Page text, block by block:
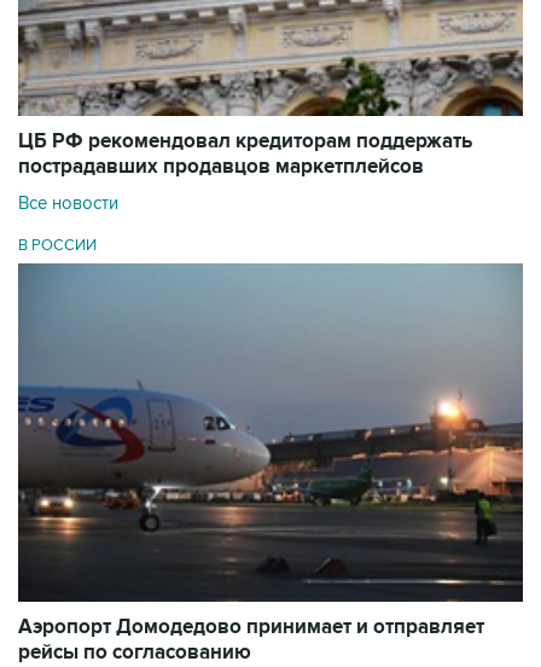
ЦБ РФ рекомендовал кредиторам поддержать
пострадавших продавцов маркетплейсов
Все новости
В РОССИИ
Аэропорт Домодедово принимает и отправляет
рейсы по согласованию